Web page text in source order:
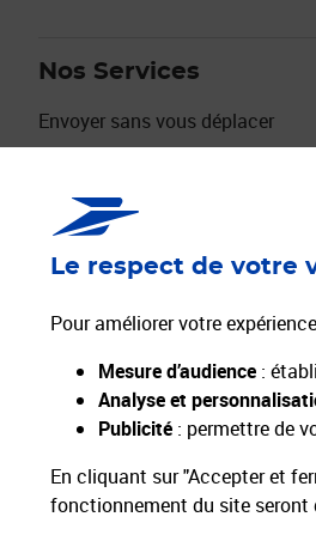
Le respect de votre
Pour améliorer votre
Mesure d’audience :
Analyse et
Publicité : permettre de
En cliquant sur "Accepter et
fonctionnement du site seront
Nos Services
Envoyer sans vous déplacer
Envois urgents
Services Seniors
Digiposte
Vendre sur la Marketplace La
Activer mes Services Plus pour
courrier
ProfessionnelsEntreprises et